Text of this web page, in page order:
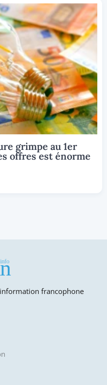
grimpe au 1er
offres est énorme
francophone